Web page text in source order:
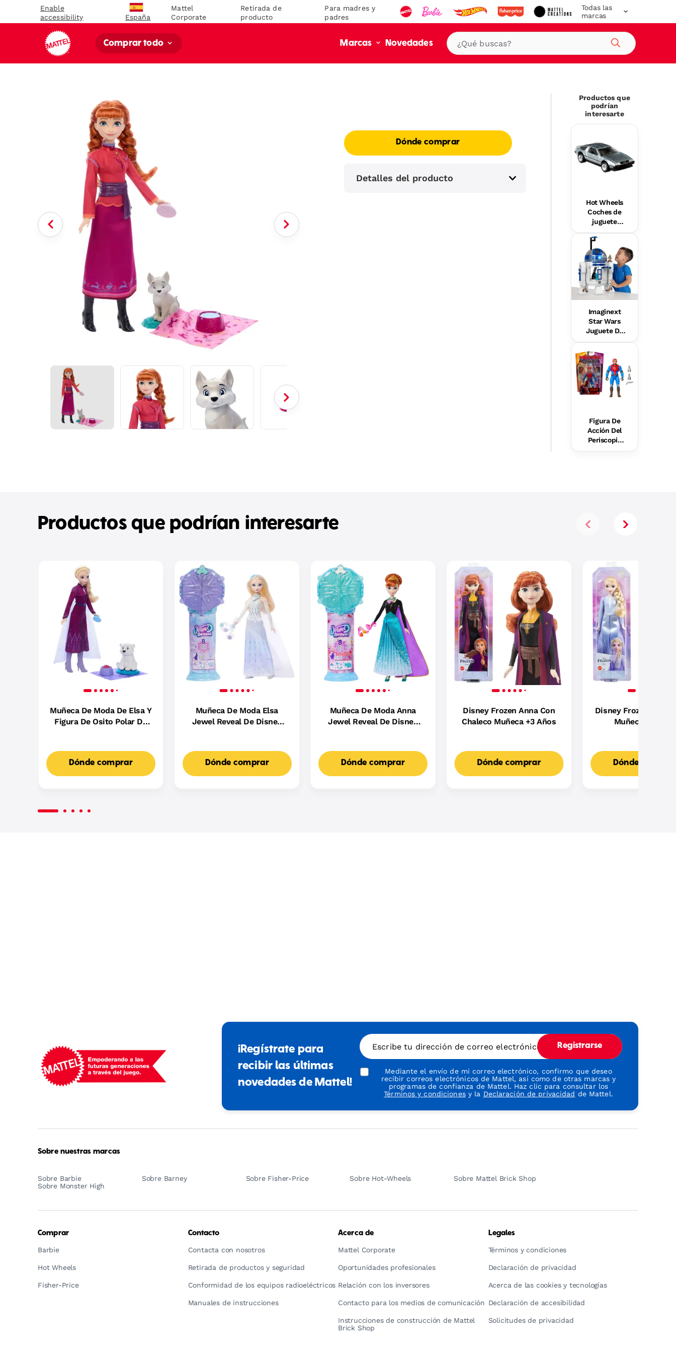
Enable
accessibility
España
Mattel
Corporate
Retirada de
producto
Para madres y
padres
Todas las
marcas
Comprar todo Marcas Novedades
Buscar
Dónde comprar
Detalles del producto
Productos que
podrían
interesarte
Hot Wheels
Coches de
juguete
colección
Boulevard
Imaginext
Star Wars
Juguete De
R2-D2 Con
Luces Y
Sonidos, Y
Una Figurita
Metálica De
C-3Po, Para
Niños Y Niñas
Figura De
Acción Del
Periscopio
Humano
Productos que podrían interesarte
Muñeca De Moda De Elsa Y
Figura De Osito Polar De
Dónde comprar
Muñeca De Moda Elsa
Jewel Reveal De Disney
Dónde comprar
Muñeca De Moda Anna
Jewel Reveal De Disney
Dónde comprar
Disney Frozen Anna Con
Chaleco Muñeca +3 Años
Dónde comprar
Disney Frozen Elsa
Muñeca +3 Años
Dónde
Through
¡Regístrate para
recibir las últimas
novedades de Mattel!
Escribe tu dirección de correo electrónico Registrarse
Mediante el envío de mi correo electrónico, confirmo que deseo
recibir correos electrónicos de Mattel, así como de otras marcas y
programas de confianza de Mattel. Haz clic para consultar los
Términos y condicionesy la Declaración de privacidad de Mattel.
Sobre nuestras marcas
Sobre Barbie Sobre Barney Sobre Fisher-Price Sobre Hot-Wheels
Sobre Mattel Brick Shop
Sobre Monster High
Comprar
Barbie
Hot Wheels
Fisher-Price
Contacto
Contacta con nosotros
Retirada de productos y seguridad
Conformidad de los equipos radioeléctricos
Manuales de instrucciones
Acerca de
Mattel Corporate
Oportunidades profesionales
Relación con los inversores
Contacto para los medios de comunicación
Instrucciones de construcción de Mattel
Brick Shop
Legales
Términos y condiciones
Declaración de privacidad
Acerca de las cookies y tecnologías
Declaración de accesibilidad
Solicitudes de privacidad